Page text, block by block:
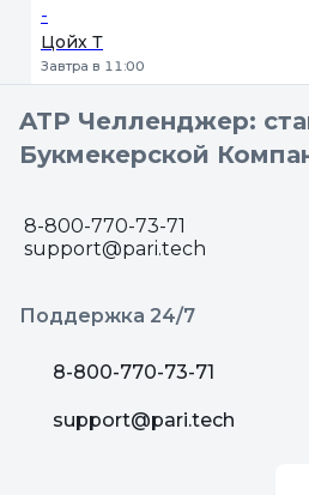
-
Цойх Т
Завтра в 11:00
ATP Челленджер:
Букмекерской
8-800-770-73-71
support@pari.tech
Поддержка 24/7
8-800-770-73-71
support@pari.tech